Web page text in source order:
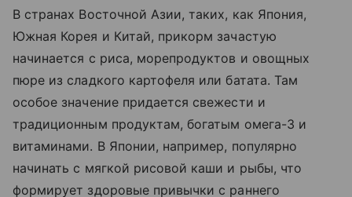
В странах Восточной Азии, таких, как Япония,
Южная Корея и Китай, прикорм зачастую
начинается с риса, морепродуктов и овощных
пюре из сладкого картофеля или батата. Там
особое значение придается свежести и
традиционным продуктам, богатым омега-3 и
витаминами. В Японии, например, популярно
начинать с мягкой рисовой каши и рыбы, что
формирует здоровые привычки с раннего